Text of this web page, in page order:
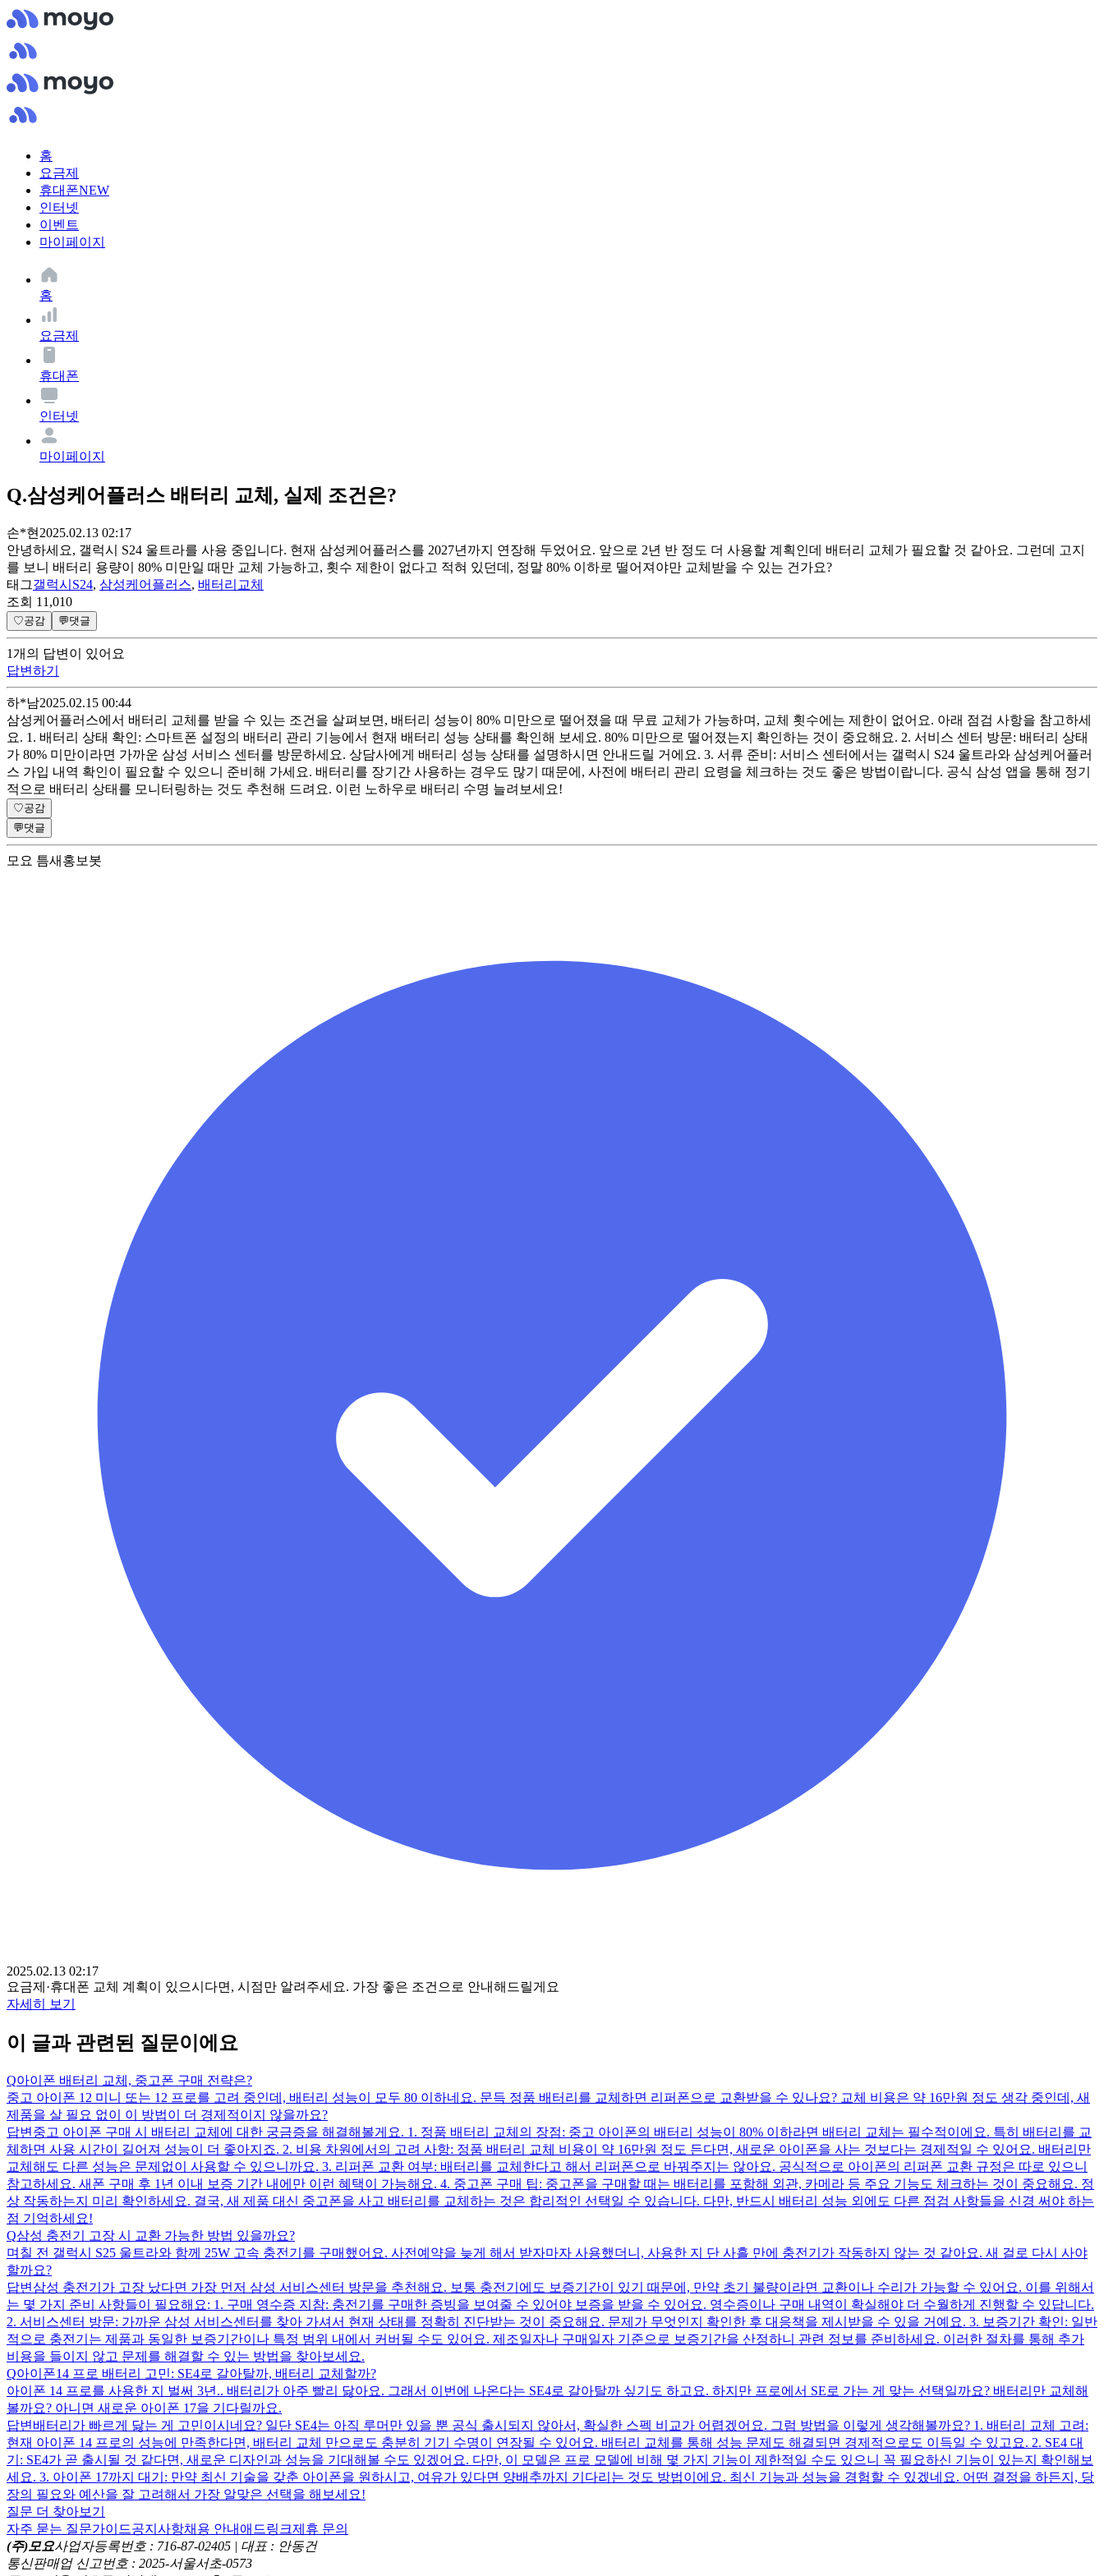
홈
요금제
휴대폰NEW
인터넷
이벤트
마이페이지
홈
요금제
휴대폰
인터넷
마이페이지
Q.삼성케어플러스 배터리 교체, 실제 조건은?
손*현 2025.02.13 02:17
안녕하세요, 갤럭시 S24 울트라를 사용 중입니다. 현재 삼성케어플러스를 2027년까지 연장해 두었어요. 앞으로 2년 반 정도 더 사용할 계획인데 배터리 교체가 필요할 것 같아요. 그런데 고지
를 보니 배터리 용량이 80% 미만일 때만 교체 가능하고, 횟수 제한이 없다고 적혀 있던데, 정말 80% 이하로 떨어져야만 교체받을 수 있는 건가요?
태그갤럭시S24, 삼성케어플러스, 배터리교체
조회 11,010
♡공감 💬댓글
1개 의 답변이 있어요
답변하기
하*남2025.02.15 00:44
삼성케어플러스에서 배터리 교체를 받을 수 있는 조건을 살펴보면, 배터리 성능이 80% 미만으로 떨어졌을 때 무료 교체가 가능하며, 교체 횟수에는 제한이 없어요. 아래 점검 사항을 참고하세
요. 1. 배터리 상태 확인: 스마트폰 설정의 배터리 관리 기능에서 현재 배터리 성능 상태를 확인해 보세요. 80% 미만으로 떨어졌는지 확인하는 것이 중요해요. 2. 서비스 센터 방문: 배터리 상태
가 80% 미만이라면 가까운 삼성 서비스 센터를 방문하세요. 상담사에게 배터리 성능 상태를 설명하시면 안내드릴 거에요. 3. 서류 준비: 서비스 센터에서는 갤럭시 S24 울트라와 삼성케어플러
스 가입 내역 확인이 필요할 수 있으니 준비해 가세요. 배터리를 장기간 사용하는 경우도 많기 때문에, 사전에 배터리 관리 요령을 체크하는 것도 좋은 방법이랍니다. 공식 삼성 앱을 통해 정기
적으로 배터리 상태를 모니터링하는 것도 추천해 드려요. 이런 노하우로 배터리 수명 늘려보세요!
♡공감
💬댓글
모요 틈새홍보봇
2025.02.13 02:17
요금제·휴대폰 교체 계획이 있으시다면, 시점만 알려주세요. 가장 좋은 조건으로 안내해드릴게요
자세히 보기
이 글과 관련된 질문이에요
Q아이폰 배터리 교체, 중고폰 구매 전략은?
중고 아이폰 12 미니 또는 12 프로를 고려 중인데, 배터리 성능이 모두 80 이하네요. 문득 정품 배터리를 교체하면 리퍼폰으로 교환받을 수 있나요? 교체 비용은 약 16만원 정도 생각 중인데, 새
제품을 살 필요 없이 이 방법이 더 경제적이지 않을까요?
답변 중고 아이폰 구매 시 배터리 교체에 대한 궁금증을 해결해볼게요. 1. 정품 배터리 교체의 장점: 중고 아이폰의 배터리 성능이 80% 이하라면 배터리 교체는 필수적이에요. 특히 배터리를 교
체하면 사용 시간이 길어져 성능이 더 좋아지죠. 2. 비용 차원에서의 고려 사항: 정품 배터리 교체 비용이 약 16만원 정도 든다면, 새로운 아이폰을 사는 것보다는 경제적일 수 있어요. 배터리만
교체해도 다른 성능은 문제없이 사용할 수 있으니까요. 3. 리퍼폰 교환 여부: 배터리를 교체한다고 해서 리퍼폰으로 바꿔주지는 않아요. 공식적으로 아이폰의 리퍼폰 교환 규정은 따로 있으니
참고하세요. 새폰 구매 후 1년 이내 보증 기간 내에만 이런 혜택이 가능해요. 4. 중고폰 구매 팁: 중고폰을 구매할 때는 배터리를 포함해 외관, 카메라 등 주요 기능도 체크하는 것이 중요해요. 정
상 작동하는지 미리 확인하세요. 결국, 새 제품 대신 중고폰을 사고 배터리를 교체하는 것은 합리적인 선택일 수 있습니다. 다만, 반드시 배터리 성능 외에도 다른 점검 사항들을 신경 써야 하는
점 기억하세요!
Q삼성 충전기 고장 시 교환 가능한 방법 있을까요?
며칠 전 갤럭시 S25 울트라와 함께 25W 고속 충전기를 구매했어요. 사전예약을 늦게 해서 받자마자 사용했더니, 사용한 지 단 사흘 만에 충전기가 작동하지 않는 것 같아요. 새 걸로 다시 사야
할까요?
답변삼성 충전기가 고장 났다면 가장 먼저 삼성 서비스센터 방문을 추천해요. 보통 충전기에도 보증기간이 있기 때문에, 만약 초기 불량이라면 교환이나 수리가 가능할 수 있어요. 이를 위해서
는 몇 가지 준비 사항들이 필요해요: 1. 구매 영수증 지참: 충전기를 구매한 증빙을 보여줄 수 있어야 보증을 받을 수 있어요. 영수증이나 구매 내역이 확실해야 더 수월하게 진행할 수 있답니다.
2. 서비스센터 방문: 가까운 삼성 서비스센터를 찾아 가셔서 현재 상태를 정확히 진단받는 것이 중요해요. 문제가 무엇인지 확인한 후 대응책을 제시받을 수 있을 거예요. 3. 보증기간 확인: 일반
적으로 충전기는 제품과 동일한 보증기간이나 특정 범위 내에서 커버될 수도 있어요. 제조일자나 구매일자 기준으로 보증기간을 산정하니 관련 정보를 준비하세요. 이러한 절차를 통해 추가
비용을 들이지 않고 문제를 해결할 수 있는 방법을 찾아보세요.
Q아이폰14 프로 배터리 고민: SE4로 갈아탈까, 배터리 교체할까?
아이폰 14 프로를 사용한 지 벌써 3년.. 배터리가 아주 빨리 닳아요. 그래서 이번에 나온다는 SE4로 갈아탈까 싶기도 하고요. 하지만 프로에서 SE로 가는 게 맞는 선택일까요? 배터리만 교체해
볼까요? 아니면 새로운 아이폰 17을 기다릴까요.
답변 배터리가 빠르게 닳는 게 고민이시네요? 일단 SE4는 아직 루머만 있을 뿐 공식 출시되지 않아서, 확실한 스펙 비교가 어렵겠어요. 그럼 방법을 이렇게 생각해볼까요? 1. 배터리 교체 고려:
현재 아이폰 14 프로의 성능에 만족한다면, 배터리 교체 만으로도 충분히 기기 수명이 연장될 수 있어요. 배터리 교체를 통해 성능 문제도 해결되면 경제적으로도 이득일 수 있고요. 2. SE4 대
기: SE4가 곧 출시될 것 같다면, 새로운 디자인과 성능을 기대해볼 수도 있겠어요. 다만, 이 모델은 프로 모델에 비해 몇 가지 기능이 제한적일 수도 있으니 꼭 필요하신 기능이 있는지 확인해보
세요. 3. 아이폰 17까지 대기: 만약 최신 기술을 갖춘 아이폰을 원하시고, 여유가 있다면 양배추까지 기다리는 것도 방법이에요. 최신 기능과 성능을 경험할 수 있겠네요. 어떤 결정을 하든지, 당
장의 필요와 예산을 잘 고려해서 가장 알맞은 선택을 해보세요!
질문 더 찾아보기
자주 묻는 질문가이드공지사항채용 안내 애드링크제휴 문의
(주)모요사업자등록번호 : 716-87-02405 | 대표 : 안동건
통신판매업 신고번호 : 2025-서울서초-0573